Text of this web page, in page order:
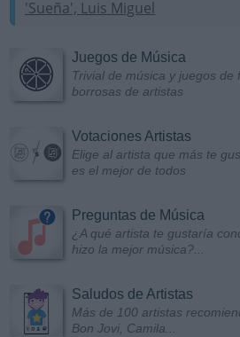
'Sueña', Luis Miguel
Juegos de Música
Trivial de música y juegos de
borrosas de artistas
Votaciones Artistas
Elige al artista que más te
es el mejor de todos
Preguntas de Música
¿A qué artista te gustaría
hizo la mejor música?...
Saludos de Artistas
Más de 100 artistas
Bon Jovi, Camila...